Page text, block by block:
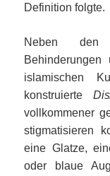
Definition folgte.
Neben den
islamischen
konstruierte
vollkommener
stigmatisieren
eine Glatze,
oder blaue